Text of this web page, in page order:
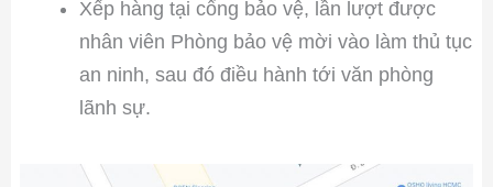
Xếp hàng tại cổng bảo vệ, lần lượt được
nhân viên Phòng bảo vệ mời vào làm thủ tục
an ninh, sau đó điều hành tới văn phòng
lãnh sự.